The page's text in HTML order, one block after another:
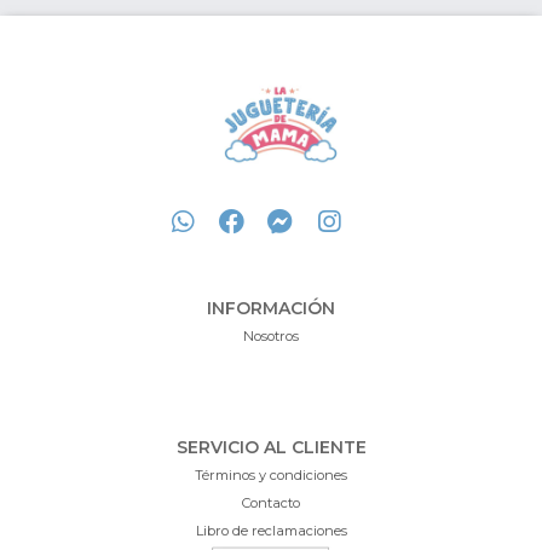
INFORMACIÓN
Nosotros
SERVICIO AL CLIENTE
Términos y condiciones
Contacto
Libro de reclamaciones